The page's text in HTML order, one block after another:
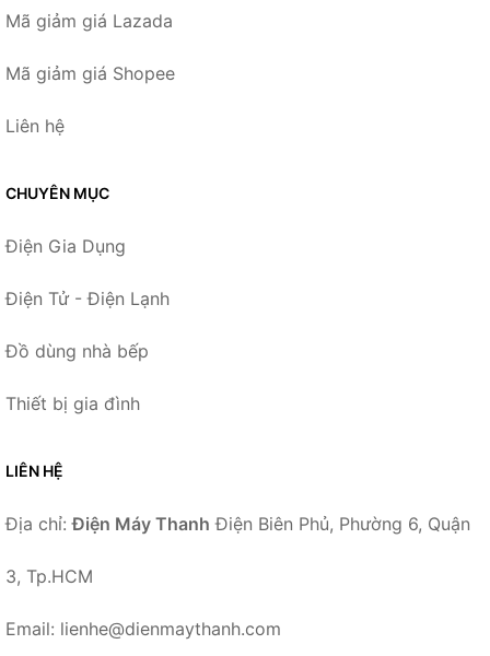
Mã giảm giá Lazada
Mã giảm giá Shopee
Liên hệ
CHUYÊN MỤC
Điện Gia Dụng
Điện Tử - Điện Lạnh
Đồ dùng nhà bếp
Thiết bị gia đình
LIÊN HỆ
Địa chỉ:Điện Máy Thanh Điện Biên Phủ, Phường 6, Quận
3, Tp.HCM
Email: lienhe@dienmaythanh.com